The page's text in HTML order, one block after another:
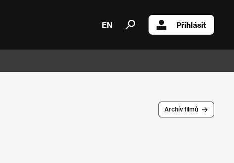
EN Přihlásit
Archív filmů